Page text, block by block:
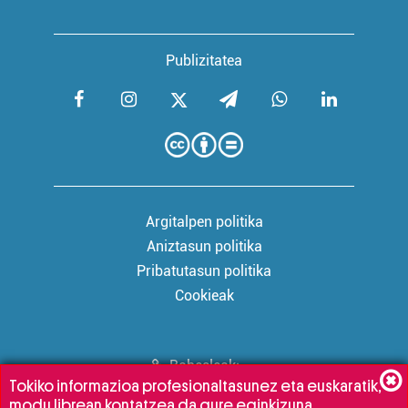
Publizitatea
Argitalpen politika
Aniztasun politika
Pribatutasun politika
Cookieak
Babesleak:
Tokiko informazioa profesionaltasunez eta euskaratik,